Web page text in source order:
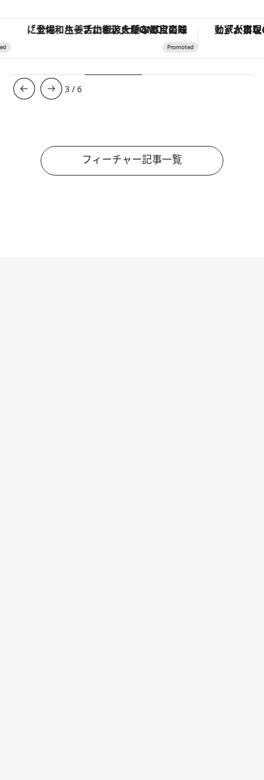
「土佐和ハーブかき氷」がOMO7高知に登場！生姜、山椒、大葉など目にも舌にも涼を呼ぶ郷土の味
3 /6
フィーチャー記事一覧